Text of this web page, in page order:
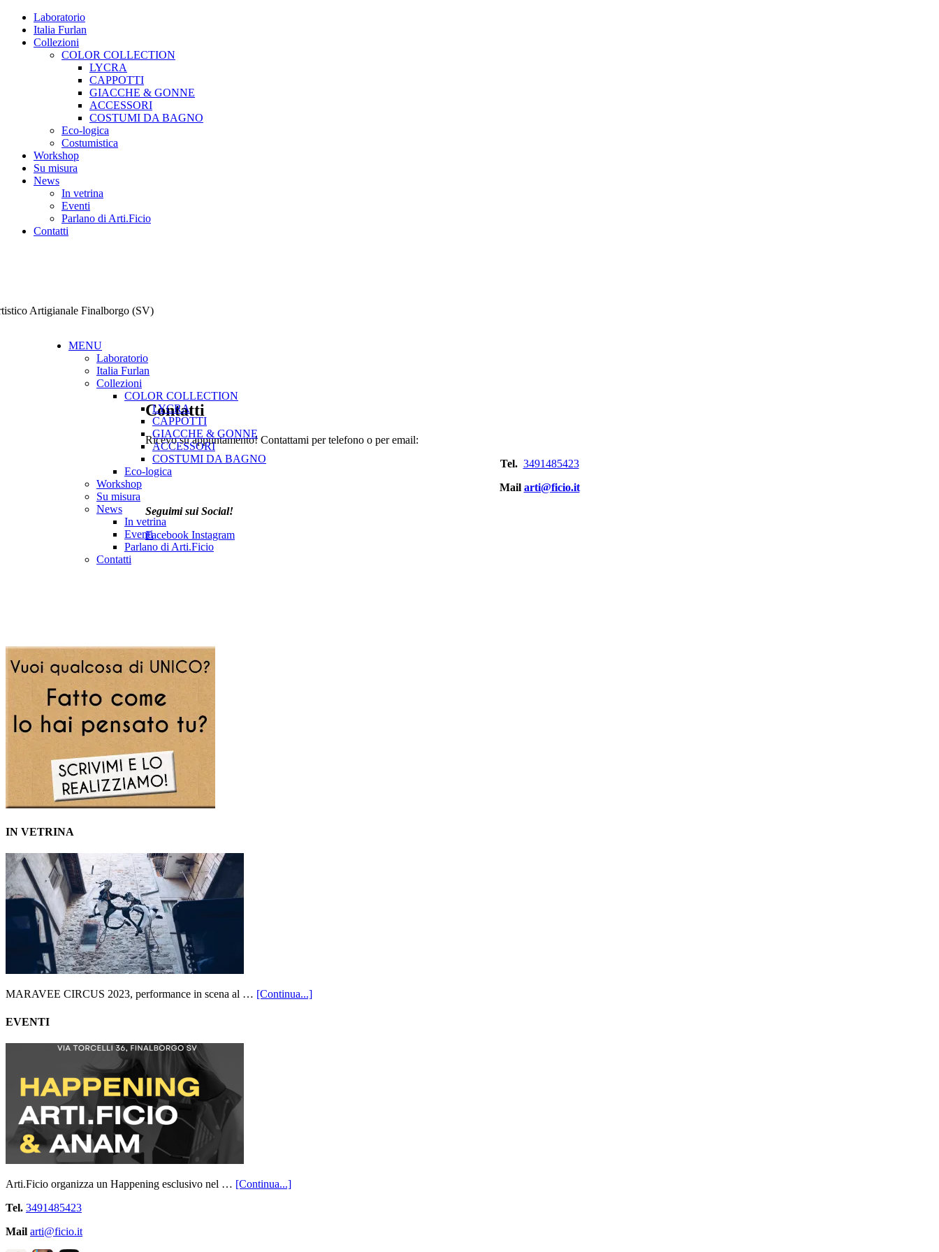
Laboratorio
Italia Furlan
Collezioni
COLOR COLLECTION
LYCRA
CAPPOTTI
GIACCHE & GONNE
ACCESSORI
COSTUMI DA BAGNO
Eco-logica
Costumistica
Workshop
Su misura
News
In vetrina
Eventi
Parlano di Arti.Ficio
Contatti
Artigianale Finalborgo (SV)
MENU
Laboratorio
Italia Furlan
Collezioni
COLOR COLLECTION
LYCRA
CAPPOTTI
GIACCHE & GONNE
ACCESSORI
COSTUMI DA BAGNO
Eco-logica
Workshop
Su misura
News
In vetrina
Eventi
Parlano di Arti.Ficio
Contatti
Contatti
Ricevo su appuntamento! Contattami per telefono o per email:
Tel. 3491485423
Mail arti@ficio.it
Seguimi sui Social!
Facebook Instagram
IN VETRINA
MARAVEE CIRCUS 2023, performance in scena al … [Continua...]
EVENTI
Arti.Ficio organizza un Happening esclusivo nel … [Continua...]
Tel. 3491485423
Mail arti@ficio.it